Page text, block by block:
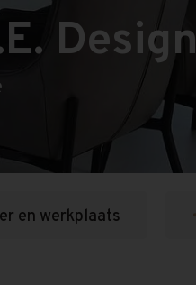
Design
en werkplaats